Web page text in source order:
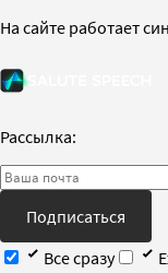
На сайте работает
Рассылка:
Подписаться
Все сразу